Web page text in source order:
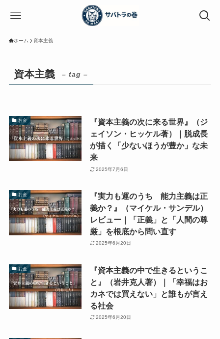
ホーム 資本主義
資本主義 – tag –
お金
『資本主義の次に来る世界』（ジ
ェイソン・ヒッケル著）｜脱成長
が描く「少ないほうが豊か」な未
来
2025年7月6日
お金
『実力も運のうち 能力主義は正
義か？』（マイケル・サンデル）
レビュー｜「正義」と「人間の尊
厳」を根底から問い直す
2025年6月20日
お金
『資本主義の中で生きるというこ
と』（岩井克人著）｜「幸福はお
カネでは買えない」と誰もが言え
る社会
2025年6月20日